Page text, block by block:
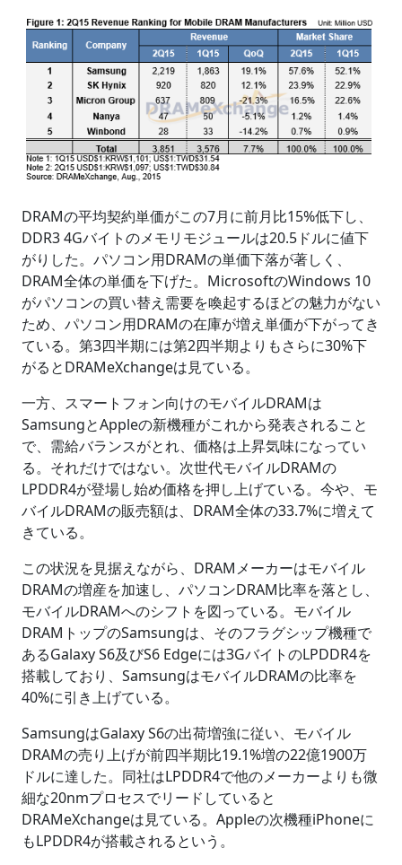
DRAMの平均契約単価がこの7月に前月比15%低下し、
DDR3 4Gバイトのメモリモジュールは20.5ドルに値下
がりした。パソコン用DRAMの単価下落が著しく、
DRAM全体の単価を下げた。MicrosoftのWindows 10
がパソコンの買い替え需要を喚起するほどの魅力がない
ため、パソコン用DRAMの在庫が増え単価が下がってき
ている。第3四半期には第2四半期よりもさらに30%下
がるとDRAMeXchangeは見ている。
一方、スマートフォン向けのモバイルDRAMは
SamsungとAppleの新機種がこれから発表されること
で、需給バランスがとれ、価格は上昇気味になってい
る。それだけではない。次世代モバイルDRAMの
LPDDR4が登場し始め価格を押し上げている。今や、モ
バイルDRAMの販売額は、DRAM全体の33.7%に増えて
きている。
この状況を見据えながら、DRAMメーカーはモバイル
DRAMの増産を加速し、パソコンDRAM比率を落とし、
モバイルDRAMへのシフトを図っている。モバイル
DRAMトップのSamsungは、そのフラグシップ機種で
あるGalaxy S6及びS6 Edgeには3GバイトのLPDDR4を
搭載しており、SamsungはモバイルDRAMの比率を
40%に引き上げている。
SamsungはGalaxy S6の出荷増強に従い、モバイル
DRAMの売り上げが前四半期比19.1%増の22億1900万
ドルに達した。同社はLPDDR4で他のメーカーよりも微
細な20nmプロセスでリードしていると
DRAMeXchangeは見ている。Appleの次機種iPhoneに
もLPDDR4が搭載されるという。